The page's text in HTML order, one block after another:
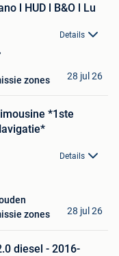
l HUD l B&O l Lu
Details
zones 28 jul 26
*1ste
Details
zones
28 jul 26